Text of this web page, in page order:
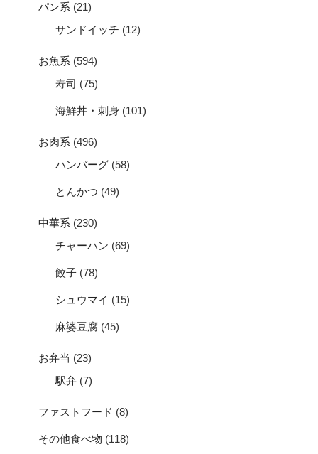
パン系 (21)
サンドイッチ (12)
お魚系 (594)
寿司 (75)
海鮮丼・刺身 (101)
お肉系 (496)
ハンバーグ (58)
とんかつ (49)
中華系 (230)
チャーハン (69)
餃子 (78)
シュウマイ (15)
麻婆豆腐 (45)
お弁当 (23)
駅弁 (7)
ファストフード (8)
その他食べ物 (118)